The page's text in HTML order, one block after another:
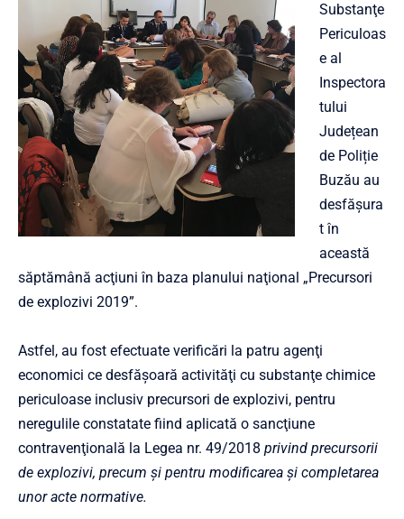
Substanţe
Periculoas
e al
Inspectora
tului
Județean
de Poliție
Buzău au
desfăşura
t în
această
săptămână acţiuni în baza planului naţional „Precursori
de explozivi 2019”.
Astfel, au fost efectuate verificări la patru agenţi
economici ce desfăşoară activităţi cu substanţe chimice
periculoase inclusiv precursori de explozivi, pentru
neregulile constatate fiind aplicată o sancţiune
contravenţională la Legea nr. 49/2018 privind precursorii
de explozivi, precum și pentru modificarea și completarea
unor acte normative.